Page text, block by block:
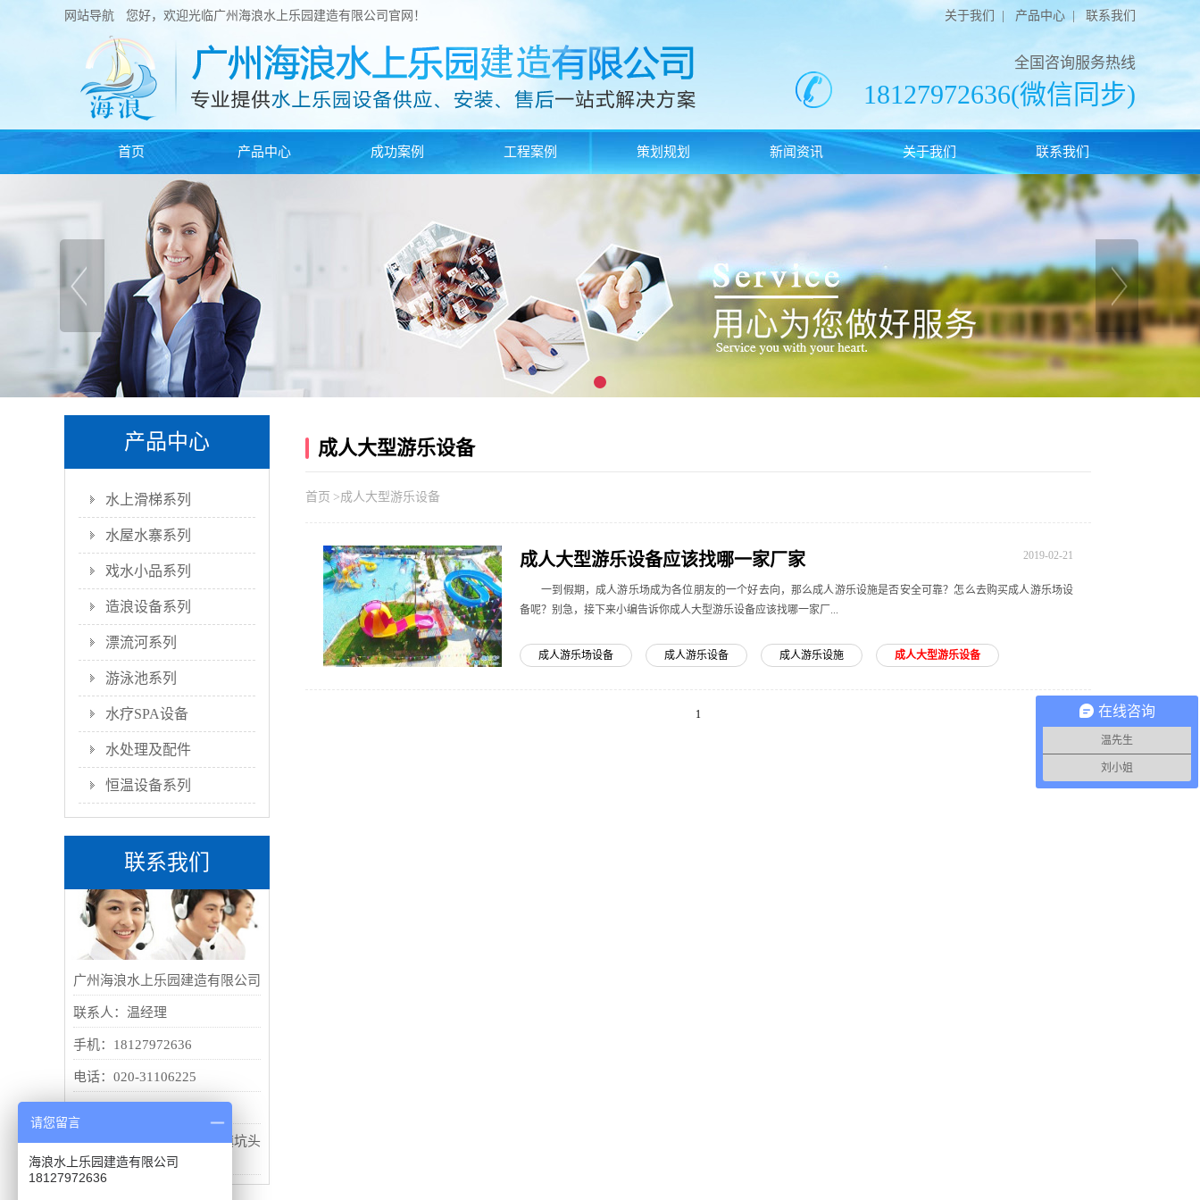
网站导航 您好，欢迎光临广州海浪水上乐园建造有限公司官网！ 关于我们 产品中心 联系我们
全国咨询服务热线
18127972636(微信同步)
首页 产品中心 成功案例 工程案例 策划规划 新闻资讯 关于我们 联系我们
产品中心
水上滑梯系列
水屋水寨系列
戏水小品系列
造浪设备系列
漂流河系列
游泳池系列
水疗SPA设备
水处理及配件
恒温设备系列
联系我们
广州海浪水上乐园建造有限公司
联系人：温经理
手机：18127972636
电话：020-31106225
地址：广州市番禺区南村镇坑头
村东线路15号
成人大型游乐设备
首页 >成人大型游乐设备
成人大型游乐设备应该找哪一家厂家 2019-02-21
一到假期，成人游乐场成为各位朋友的一个好去向，那么成人游乐设施是否安全可靠？怎么去购买成人游乐场设
备呢？别急，接下来小编告诉你成人大型游乐设备应该找哪一家厂...
成人游乐场设备 成人游乐设备 成人游乐设施 成人大型游乐设备
1 在线咨询
温先生
刘小姐
请您留言
海浪水上乐园建造有限公司
18127972636